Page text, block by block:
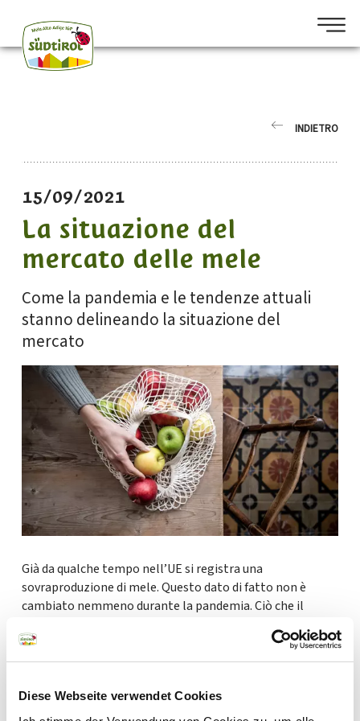
Diese Webseite verwendet Cookies
Newsletter
INDIETRO
15/09/2021
La situazione del
mercato delle mele
Come la pandemia e le tendenze attuali
stanno delineando la situazione del
mercato
Già da qualche tempo nell’UE si registra una
sovraproduzione di mele. Questo dato di fatto non è
cambiato nemmeno durante la pandemia. Ciò che il
un prezzo equo – come risulta evidente anche dalle
inchieste condotte dal “Frischecenter Wagner”. A offrire
consumatori dell'UE; anche la regione araba e
nordafricana è un mercato importante e in crescita da